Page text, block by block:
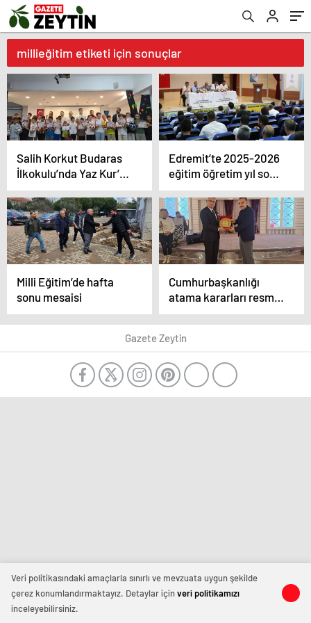
millieğitim etiketi için sonuçlar
Salih Korkut Budaras
İlkokulu’nda Yaz Kur’an
Kursu belge töreni
düzenlendi
Edremit’te 2025-2026
eğitim öğretim yıl sonu
değerlendirme
toplantısı
gerçekleştirildi
Milli Eğitim’de hafta
sonu mesaisi
Cumhurbaşkanlığı
atama kararları resmi
gazetede
Gazete Zeytin
Veri politikasındaki amaçlarla sınırlı ve mevzuata uygun şekilde
çerez konumlandırmaktayız. Detaylar içinveri politikamızı
inceleyebilirsiniz.